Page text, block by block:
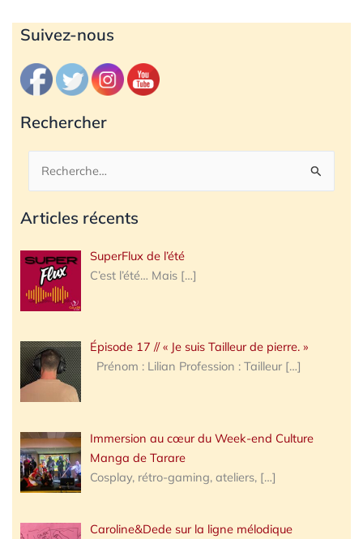
Suivez-nous
Rechercher
Rechercher :
Articles récents
SuperFlux de l’été
C’est l’été… Mais […]
Épisode 17 // « Je suis Tailleur de pierre. »
Prénom : Lilian Profession : Tailleur […]
Immersion au cœur du Week-end Culture
Manga de Tarare
Cosplay, rétro-gaming, ateliers, […]
Caroline&Dede sur la ligne mélodique
Archives